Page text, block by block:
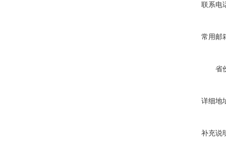
联系电
常用邮
省
详细地
补充说